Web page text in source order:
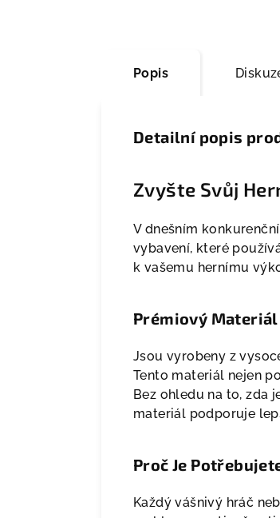
Popis
Detailní popis
Zvyšte Svůj
V dnešním
vybavení, které
k vašemu hernímu
Prémiový
Jsou vyrobeny z
Tento materiál nejen
Bez ohledu na to, zda
materiál podporuje
Proč Je
Každý vášnivý hráč